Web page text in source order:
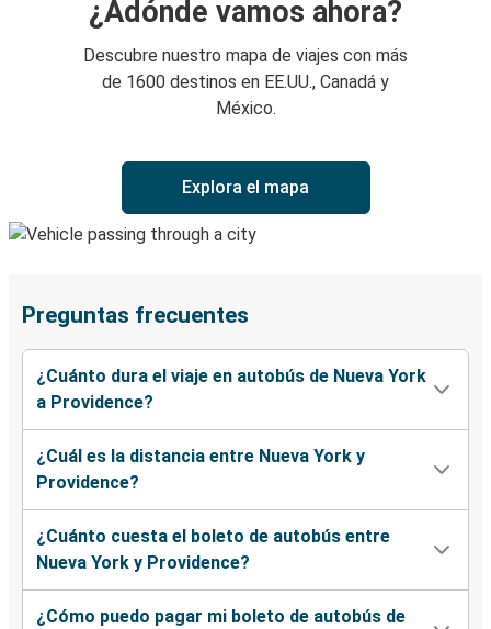
¿Adónde vamos ahora?
Descubre nuestro mapa de viajes con más
de 1600 destinos en EE.UU., Canadá y
México.
Explora el mapa
Preguntas frecuentes
¿Cuánto dura el viaje en autobús de Nueva York
a Providence?
¿Cuál es la distancia entre Nueva York y
Providence?
¿Cuánto cuesta el boleto de autobús entre
Nueva York y Providence?
¿Cómo puedo pagar mi boleto de autobús de